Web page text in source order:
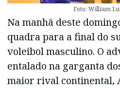
Foto: William
Na manhã deste
quadra para a final do
voleibol masculino. O
entalado na garganta
maior rival continental,